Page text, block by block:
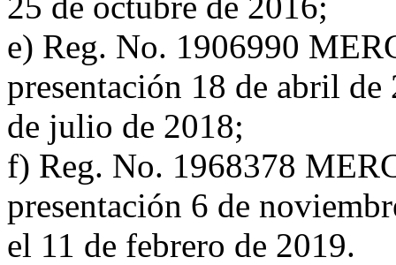
e) Reg. No. 1906990
presentación 18 de abril
de julio de 2018;
f) Reg. No. 1968378
presentación 6 de
el 11 de febrero de 2019.